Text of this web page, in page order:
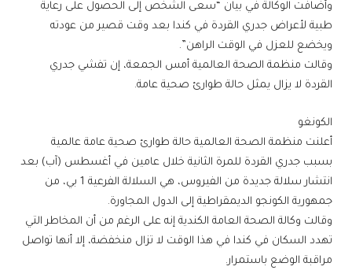
وأضافت الوكالة في بيان “سعى الشخص إلى الحصول على رعاية
طبية لأعراض جدري القردة في كندا بعد وقت قصير من عودته
ويخضع للعزل في الوقت الراهن”.
وقالت منظمة الصحة العالمية أمس الجمعة، إن تفشي جدري
القردة لا يزال يمثل حالة طوارئ صحية عامة.
الكونغو
أعلنت منظمة الصحة العالمية حالة طوارئ صحية عامة عالمية
بسبب جدري القردة للمرة الثانية خلال عامين في أغسطس (آب) بعد
انتشار سلالة جديدة من الفيروس، هي السلالة الفرعية 1 بي، من
جمهورية الكونجو الديمقراطية إلى الدول المجاورة.
وقالت وكالة الصحة العامة الكندية إنه على الرغم من أن المخاطر التي
تهدد السكان في كندا في هذا الوقت لا تزال منخفضة، إلا أنها تواصل
مراقبة الوضع باستمرار.